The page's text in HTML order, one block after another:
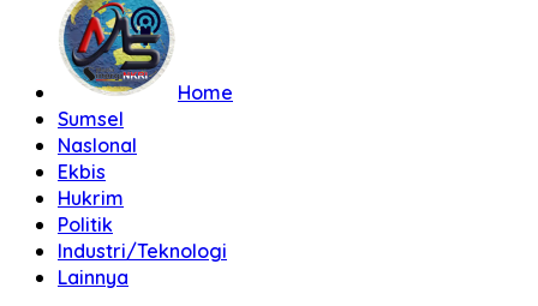
Home
Sumsel
NasIonal
Ekbis
Hukrim
Politik
Industri/Teknologi
Lainnya